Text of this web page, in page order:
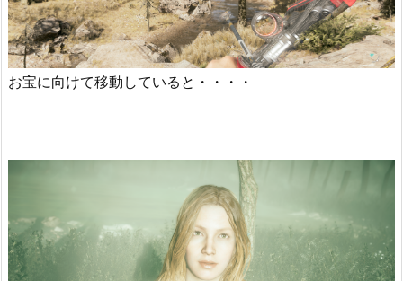
お宝に向けて移動していると・・・・